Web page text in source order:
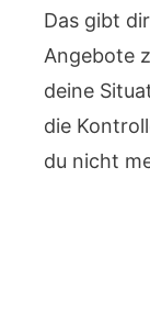
Das gibt
Angebote
deine
die
du nicht